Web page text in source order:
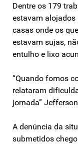
Dentre os 179
estavam alojados
casas onde os
estavam sujas,
entulho e lixo
“Quando fomos
relataram
jornada”
A denúncia da
submetidos